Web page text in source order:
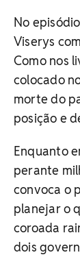
No
Viserys
Como nos
colocado
morte do
posição e
Enquanto
perante
convoca o
planejar o
coroada
dois